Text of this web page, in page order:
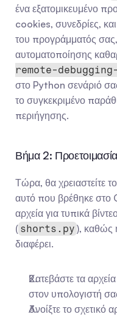
ένα εξατομικευμένο
cookies, συνεδρίες,
του προγράμματός σας,
αυτοματοποίησης
remote-
στο Python σενάριό
το συγκεκριμένο
περιήγησης.
Βήμα 2:
Τώρα, θα χρειαστείτε
αυτό που βρέθηκε στο
αρχεία για τυπικά
( shorts.py ), καθώς
διαφέρει.
Κατεβάστε τα
στον υπολογιστή
Ανοίξτε το σχετικό